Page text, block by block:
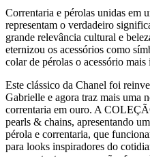
Correntaria e pérolas unidas em
representam o verdadeiro
grande relevância cultural e
eternizou os acessórios como
colar de pérolas o acessório
Este clássico da Chanel foi
Gabrielle e agora traz mais uma
correntaria em ouro. A
pearls & chains, apresentando
pérola e correntaria, que
para looks inspiradores do